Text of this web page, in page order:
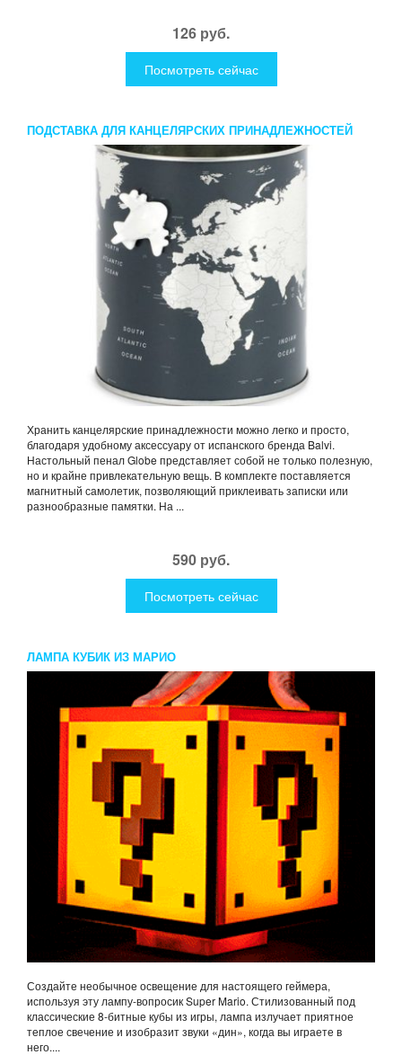
126 руб.
Посмотреть сейчас
ПОДСТАВКА ДЛЯ КАНЦЕЛЯРСКИХ ПРИНАДЛЕЖНОСТЕЙ
Хранить канцелярские принадлежности можно легко и просто,
благодаря удобному аксессуару от испанского бренда Balvi.
Настольный пенал Globe представляет собой не только полезную,
но и крайне привлекательную вещь. В комплекте поставляется
магнитный самолетик, позволяющий приклеивать записки или
разнообразные памятки. На ...
590 руб.
Посмотреть сейчас
ЛАМПА КУБИК ИЗ МАРИО
Создайте необычное освещение для настоящего геймера,
используя эту лампу-вопросик Super Mario. Стилизованный под
классические 8-битные кубы из игры, лампа излучает приятное
теплое свечение и изобразит звуки «дин», когда вы играете в
него....